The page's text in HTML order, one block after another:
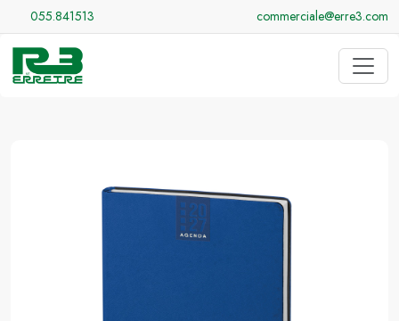
055.841513 commerciale@erre3.com